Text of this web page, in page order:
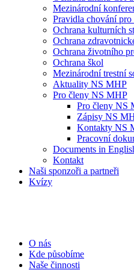
Mezinárodní
Pravidla chování pro
Ochrana kulturních
Ochrana
Ochrana životního
Ochrana škol
Mezinárodní trestní
Aktuality NS MHP
Pro členy NS MHP
Pro členy NS
Zápisy NS
Kontakty NS
Pracovní
Documents in
Kontakt
Naši sponzoři a partneři
Kvízy
O nás
Kde působíme
Naše činnosti